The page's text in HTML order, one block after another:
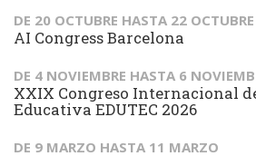
DE 20 OCTUBRE HASTA 22 OCTUBRE
AI Congress Barcelona
DE 4 NOVIEMBRE HASTA 6
XXIX Congreso Internacional
Educativa EDUTEC 2026
DE 9 MARZO HASTA 11 MARZO